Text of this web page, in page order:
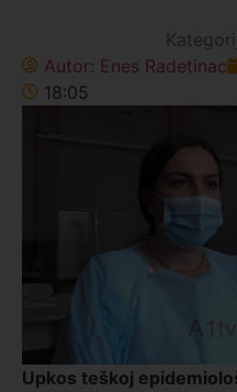
Autor: Enes Radetinac
18:05
Upkos teškoj